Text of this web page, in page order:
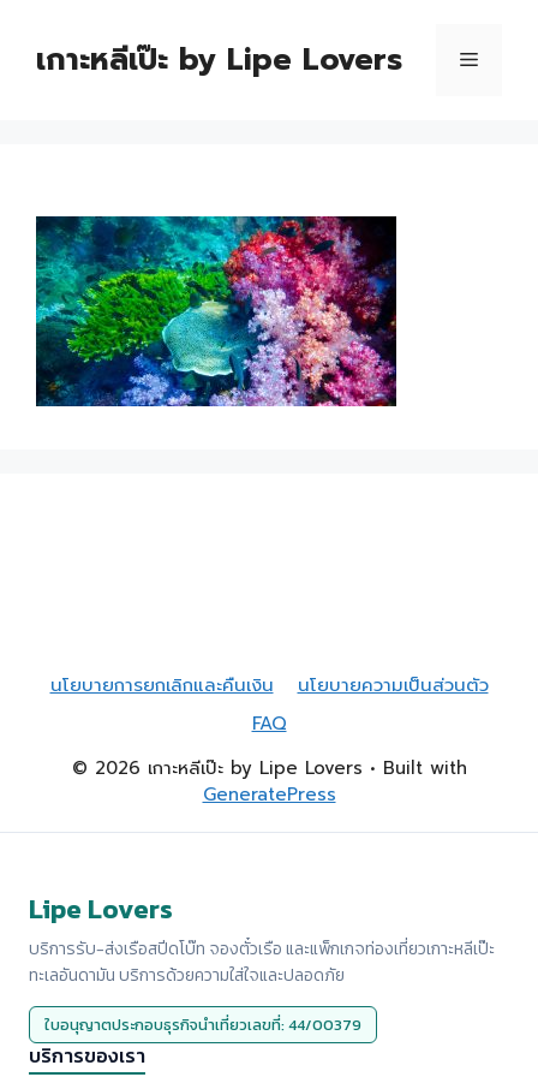
เกาะหลีเป๊ะ by Lipe Lovers
นโยบายการยกเลิกและคืนเงิน
นโยบายความเป็นส่วนตัว
FAQ
© 2026 เกาะหลีเป๊ะ by Lipe Lovers • Built with
GeneratePress
Lipe Lovers
บริการรับ-ส่งเรือสปีดโบ๊ท จองตั๋วเรือ และแพ็กเกจท่องเที่ยวเกาะหลีเป๊ะ
ทะเลอันดามัน บริการด้วยความใส่ใจและปลอดภัย
ใบอนุญาตประกอบธุรกิจนำเที่ยวเลขที่: 44/00379
บริการของเรา